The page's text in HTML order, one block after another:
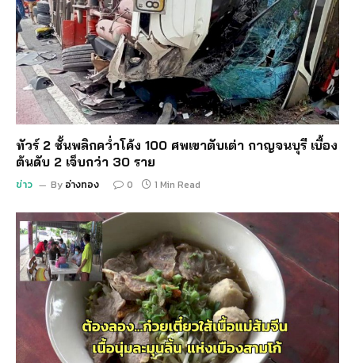
ทัวร์ 2 ชั้นพลิกคว่ำโค้ง 100 ศพเขาตับเต่า กาญจนบุรี เบื้อง
ต้นดับ 2 เจ็บกว่า 30 ราย
ข่าว By อ่างทอง 0 1 Min Read